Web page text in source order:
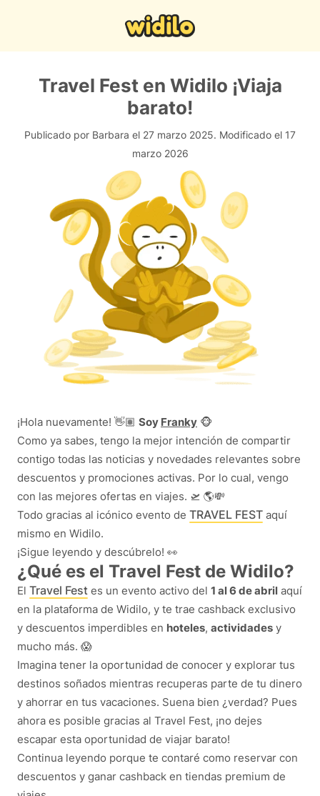
Travel Fest en Widilo ¡Viaja
barato!
Publicado por Barbara el 27 marzo 2025. Modificado el 17
marzo 2026
¡Hola nuevamente! 👋🏽 Soy Franky 🐵
Como ya sabes, tengo la mejor intención de compartir
contigo todas las noticias y novedades relevantes sobre
descuentos y promociones activas. Por lo cual, vengo
con las mejores ofertas en viajes. 🛫 🌎💸
Todo gracias al icónico evento de TRAVEL FEST aquí
mismo en Widilo.
¡Sigue leyendo y descúbrelo! 👀
¿Qué es el Travel Fest de Widilo?
El Travel Fest es un evento activo del 1 al 6 de abril aquí
en la plataforma de Widilo, y te trae cashback exclusivo
y descuentos imperdibles en hoteles, actividades y
mucho más. 😱
Imagina tener la oportunidad de conocer y explorar tus
destinos soñados mientras recuperas parte de tu dinero
y ahorrar en tus vacaciones. Suena bien ¿verdad? Pues
ahora es posible gracias al Travel Fest, ¡no dejes
escapar esta oportunidad de viajar barato!
Continua leyendo porque te contaré como reservar con
descuentos y ganar cashback en tiendas premium de